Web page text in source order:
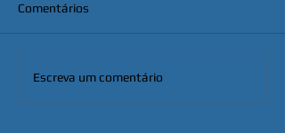
Comentários
Escreva um comentário